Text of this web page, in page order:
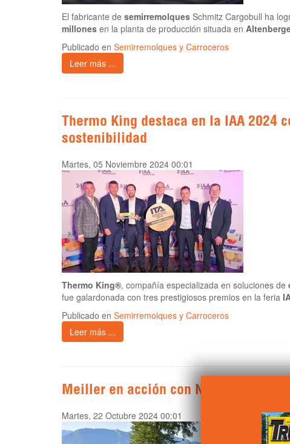
El fabricante de semirremolques Schmitz Cargobull ha
millones en la planta de producción situada en
Publicado en Semirremolques y Carroceros
Leer más ...
Thermo King destaca en la IAA 2024
sostenibilidad
Martes, 05 Noviembre 2024 00:01
Thermo King®, compañía especializada en soluciones de
fue galardonada con tres prestigiosos premios en la feria
Publicado en Semirremolques y Carroceros
Leer más ...
Meiller en acción con Niederberger
Martes, 22 Octubre 2024 00:01